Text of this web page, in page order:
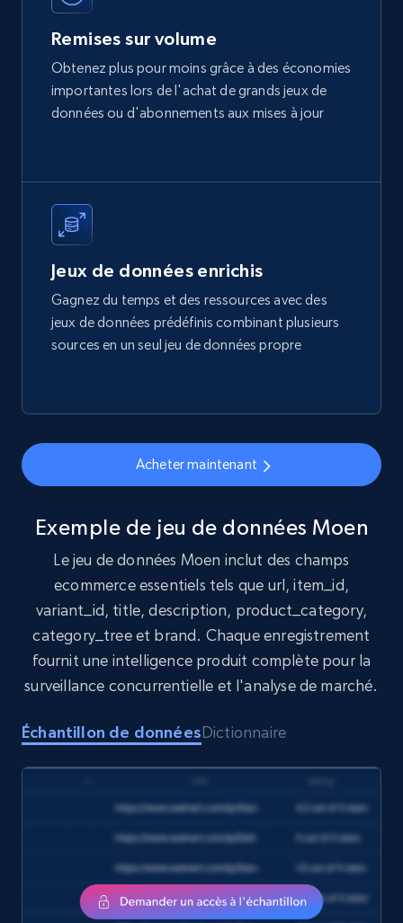
Amazon best seller products
Title, Seller name, Brand, Description, Initial
price, Final price, Final price high, Currency, and
eCommerce
1.7K+
Amazon products search
1.6K+ 181+ Buy Now
Target
URL, Product id, Title, Product description,
Rating, Reviews count, Initial price, Discount,
and more.
eCommerce
1.3K+ 176+
Amazon Walmart
URL, Title amazon, Seller name amazon, Brand
amazon, Description amazon, Initial price
amazon, Currency amazon, Availability amazon,
Remises sur volume
Obtenez plus pour moins grâce à des économies
importantes lors de l'achat de grands jeux de
données ou d'abonnements aux mises à jour
Jeux de données enrichis
Gagnez du temps et des ressources avec des
jeux de données prédéfinis combinant plusieurs
sources en un seul jeu de données propre
Acheter maintenant
Exemple de jeu de données Moen
Le jeu de données Moen inclut des champs
ecommerce essentiels tels que url, item_id,
variant_id, title, description, product_category,
category_tree et brand. Chaque enregistrement
fournit une intelligence produit complète pour la
surveillance concurrentielle et l'analyse de marché.
Échantillon de donnéesDictionnaire